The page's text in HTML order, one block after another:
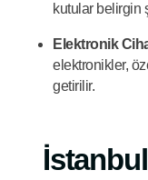
kutular belirgin
Elektronik
elektronikler,
getirilir.